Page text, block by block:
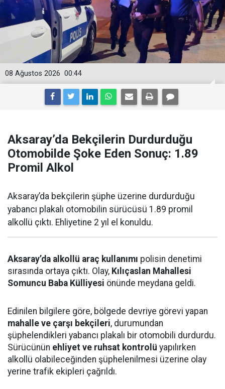
00:44
08 Ağustos 2026
Aksaray’da Bekçilerin Durdurduğu
Otomobilde Şoke Eden Sonuç: 1.89
Promil Alkol
Aksaray’da bekçilerin şüphe üzerine durdurduğu
yabancı plakalı otomobilin sürücüsü 1.89 promil
alkollü çıktı. Ehliyetine 2 yıl el konuldu.
Aksaray’da alkollü araç kullanımı polisin denetimi
sırasında ortaya çıktı. Olay, Kılıçaslan Mahallesi
Somuncu Baba Külliyesi önünde meydana geldi.
Edinilen bilgilere göre, bölgede devriye görevi yapan
mahalle ve çarşı bekçileri, durumundan
şüphelendikleri yabancı plakalı bir otomobili durdurdu.
Sürücünün ehliyet ve ruhsat kontrolü yapılırken
alkollü olabileceğinden şüphelenilmesi üzerine olay
yerine trafik ekipleri çağrıldı.